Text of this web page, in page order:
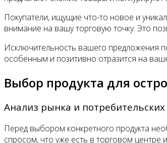
Покупатели, ищущие что-то новое и
внимание на вашу торговую точку. Это
Исключительность вашего предложения
особенным и позитивно отразится на
Выбор продукта для
Анализ рынка и
Перед выбором конкретного продукта
спросом, что уже есть в торговом центре